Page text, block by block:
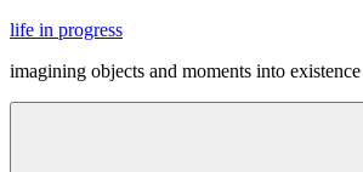
Skip
content
life in progress
imagining objects and moments into existence